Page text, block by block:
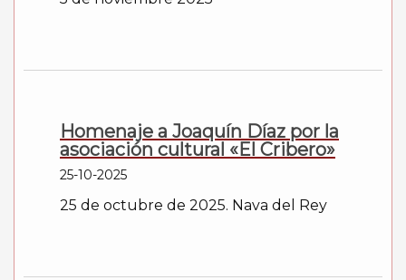
Homenaje a Joaquín Díaz por la
asociación cultural «El Cribero»
25-10-2025
25 de octubre de 2025. Nava del Rey